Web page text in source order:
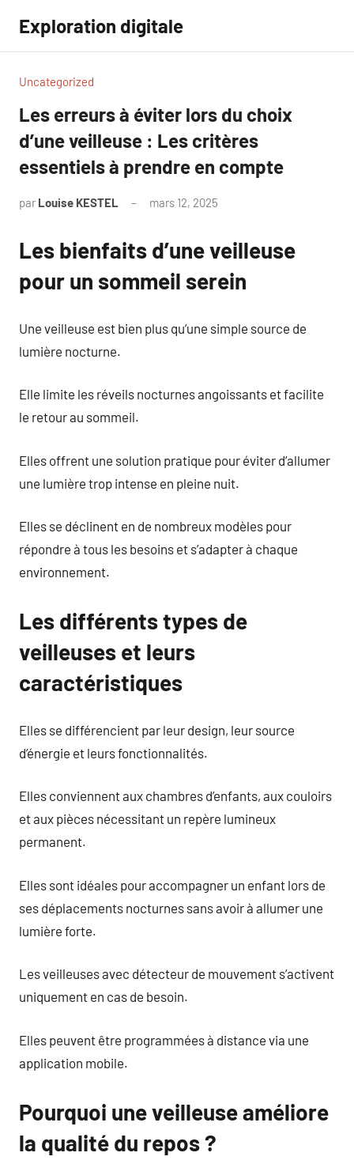
contenu
Exploration digitale
Uncategorized
Les erreurs à éviter lors du choix
d’une veilleuse : Les critères
essentiels à prendre en compte
par Louise KESTEL mars 12, 2025
Les bienfaits d’une veilleuse
pour un sommeil serein
Une veilleuse est bien plus qu’une simple source de
lumière nocturne.
Elle limite les réveils nocturnes angoissants et facilite
le retour au sommeil.
Elles offrent une solution pratique pour éviter d’allumer
une lumière trop intense en pleine nuit.
Elles se déclinent en de nombreux modèles pour
répondre à tous les besoins et s’adapter à chaque
environnement.
Les différents types de
veilleuses et leurs
caractéristiques
Elles se différencient par leur design, leur source
d’énergie et leurs fonctionnalités.
Elles conviennent aux chambres d’enfants, aux couloirs
et aux pièces nécessitant un repère lumineux
permanent.
Elles sont idéales pour accompagner un enfant lors de
ses déplacements nocturnes sans avoir à allumer une
lumière forte.
Les veilleuses avec détecteur de mouvement s’activent
uniquement en cas de besoin.
Elles peuvent être programmées à distance via une
application mobile.
Pourquoi une veilleuse améliore
la qualité du repos ?